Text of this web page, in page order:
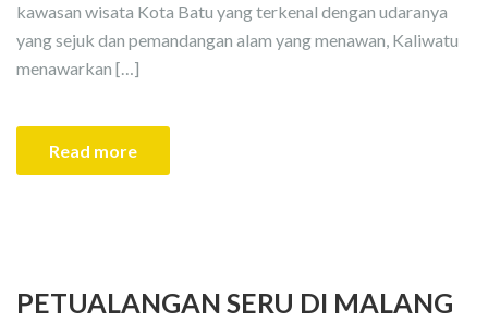
kawasan wisata Kota Batu yang terkenal dengan udaranya
yang sejuk dan pemandangan alam yang menawan, Kaliwatu
menawarkan […]
Read more
PETUALANGAN SERU DI MALANG